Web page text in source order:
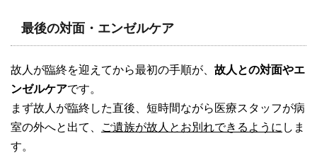
最後の対面・エンゼルケア
故人が臨終を迎えてから最初の手順が、 故人との対面やエ
ンゼルケアです。
まず故人が臨終した直後、短時間ながら医療スタッフが病
室の外へと出て、
ご遺族が故人とお別れできるように しま
す。